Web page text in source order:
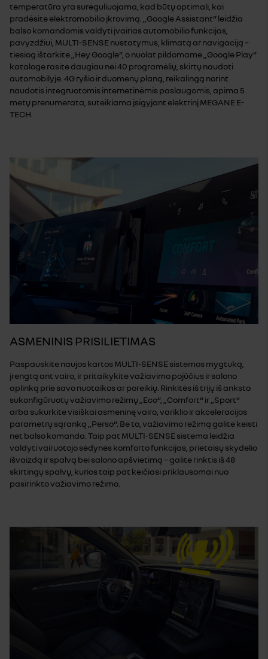
temperatūra yra sureguliuojama, kad būtų optimali, kai
pradėsite elektromobilio įkrovimą. „Google Assistant“ leidžia
balso komandomis valdyti įvairias automobilio funkcijas,
pavyzdžiui, MULTI-SENSE nustatymus, klimatą ar navigaciją –
tiesiog ištarkite „Hey Google“, o nuolat pildomame „Google Play“
kataloge rasite daugiau nei 40 programėlių, skirtų naudoti
automobilyje. 4G ryšio ir duomenų planą, reikalingą norint
naudotis integruotomis internetinėmis paslaugomis, apima 5
metų prenumerata, suteikiama įsigyjant elektrinį MEGANE E-
TECH.
ASMENINIS PRISILIETIMAS
Paspauskite naujos kartos MULTI-SENSE sistemos mygtuką,
įrengtą ant vairo, ir pritaikykite važiavimo pojūčius ir salono
aplinką prie savo nuotaikos ar poreikių. Rinkitės iš trijų iš anksto
sukonfigūruotų važiavimo režimų „Eco“, „Comfort“ ir „Sport“
arba sukurkite visiškai asmeninę vairo, variklio ir akceleracijos
parametrų sąranką „Perso“. Be to, važiavimo režimą galite keisti
net balso komanda. Taip pat MULTI-SENSE sistema leidžia
valdyti vairuotojo sėdynės komforto funkcijas, prietaisų skydelio
išvaizdą ir spalvą bei salono apšvietimą – galite rinktis iš 48
skirtingų spalvų, kurios taip pat keičiasi priklausomai nuo
pasirinkto važiavimo režimo.